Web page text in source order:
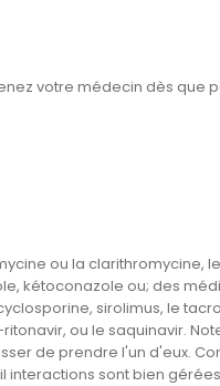
votre médecin dès que
ou la clarithromycine,
kétoconazole ou; des
sirolimus, le
ou le saquinavir.
de prendre l'un d'eux.
sont bien